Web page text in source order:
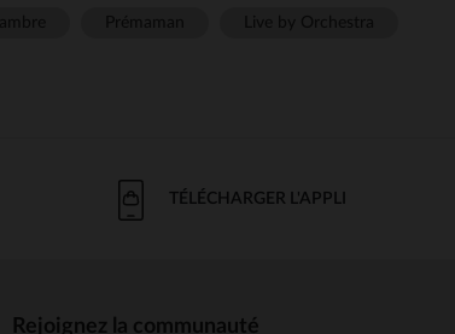
TÉLÉCHARGER L'APPLI
Rejoignez la communauté